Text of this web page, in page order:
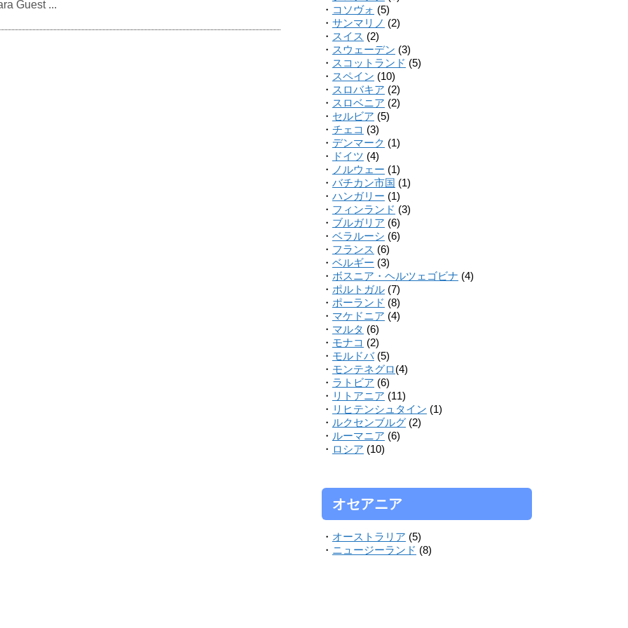
Guest ...
・ コソヴォ (5)
・ サンマリノ (2)
・ スイス (2)
・ スウェーデン (3)
・ スコットランド (5)
・ スペイン (10)
・ スロバキア (2)
・ スロベニア (2)
・ セルビア (5)
・ チェコ (3)
・ デンマーク (1)
・
ドイツ (4)
・ ノルウェー (1)
・ バチカン市国 (1)
・ ハンガリー (1)
・ フィンランド (3)
・ ブルガリア (6)
・ ベラルーシ (6)
・ フランス (6)
・ ベルギー (3)
・ ボスニア・ヘルツェゴビナ (4)
・ ポルトガル (7)
・ ポーランド (8)
・ マケドニア (4)
・ マルタ (6)
・ モナコ (2)
・ モルドバ(5)
・ モンテネグロ(4)
・ ラトビア (6)
・ リトアニア (11)
・ リヒテンシュタイン (1)
・ ルクセンブルグ (2)
・ ルーマニア (6)
・ ロシア (10)
オセアニア
・ オーストラリア (5)
・ ニュージーランド (8)